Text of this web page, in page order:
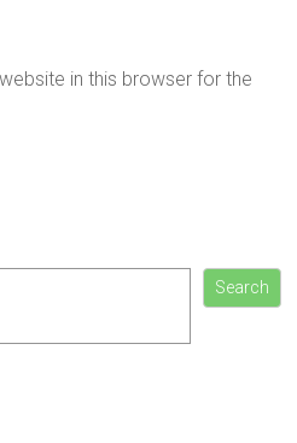
in this browser for the
Search